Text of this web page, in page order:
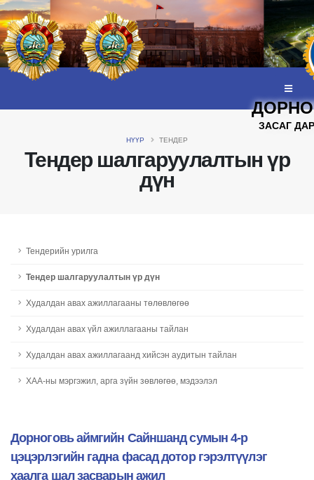
ЗАСАГ
НҮҮР ТЕНДЕР
Тендер шалгаруулалтын үр
дүн
Тендерийн урилга
Тендер шалгаруулалтын үр дүн
Худалдан авах ажиллагааны төлөвлөгөө
Худалдан авах үйл ажиллагааны тайлан
Худалдан авах ажиллагаанд хийсэн аудитын тайлан
ХАА-ны мэргэжил, арга зүйн зөвлөгөө, мэдээлэл
Дорноговь аймгийн Сайншанд сумын 4-р
цэцэрлэгийн гадна фасад дотор гэрэлтүүлэг
хаалга шал засварын ажил